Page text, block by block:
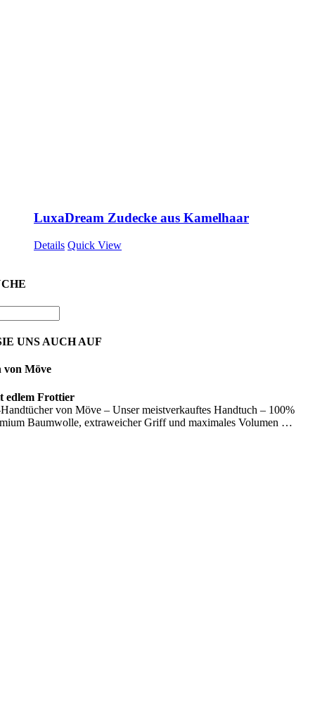
LuxaDream Zudecke aus Kamelhaar
Details Quick View
UNS AUCH AUF
von Möve
edlem Frottier
von Möve – Unser meistverkauftes Handtuch – 100%
Baumwolle, extraweicher Griff und maximales Volumen …